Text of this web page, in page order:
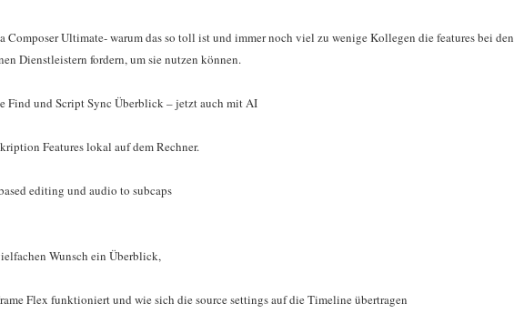
Composer Ultimate- warum das so toll ist und immer noch viel zu wenige Kollegen die features bei den
Dienstleistern fordern, um sie nutzen können.
Find und Script Sync Überblick – jetzt auch mit AI
Features lokal auf dem Rechner.
editing und audio to subcaps
Wunsch ein Überblick,
Flex funktioniert und wie sich die source settings auf die Timeline übertragen